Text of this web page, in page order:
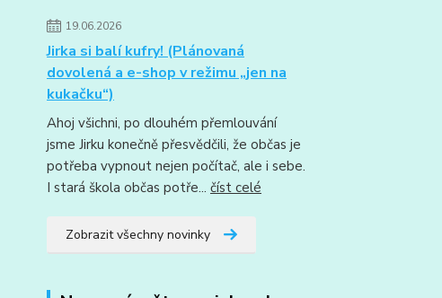
19.06.2026
Jirka si balí kufry! (Plánovaná
dovolená a e-shop v režimu „jen na
kukačku“)
Ahoj všichni, po dlouhém přemlouvání
jsme Jirku konečně přesvědčili, že občas je
potřeba vypnout nejen počítač, ale i sebe.
I stará škola občas potře... číst celé
Zobrazit všechny novinky